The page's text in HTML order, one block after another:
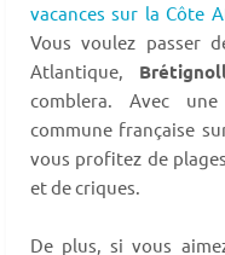
vacances sur la Côte
Vous voulez passer
Atlantique,
comblera. Avec
commune française
vous profitez de
et de criques.
De plus, si vous